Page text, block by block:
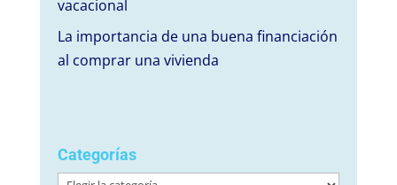
vacacional
La importancia de una buena financiación
al comprar una vivienda
Categorías